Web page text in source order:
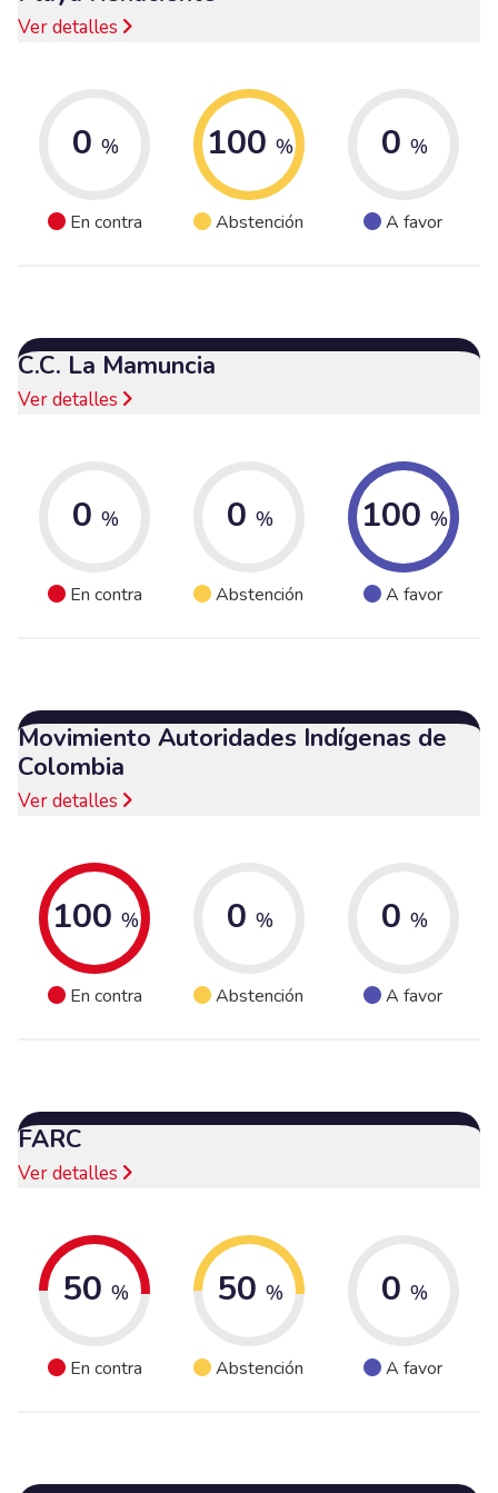
Ver detalles
0 %
En contra
100 %
Abstención
0 %
A favor
C.C. La Mamuncia
Ver detalles
0 %
En contra
0 %
Abstención
100 %
A favor
Movimiento Autoridades Indígenas de
Colombia
Ver detalles
100 %
En contra
0 %
Abstención
0 %
A favor
FARC
Ver detalles
50 %
En contra
50 %
Abstención
0 %
A favor